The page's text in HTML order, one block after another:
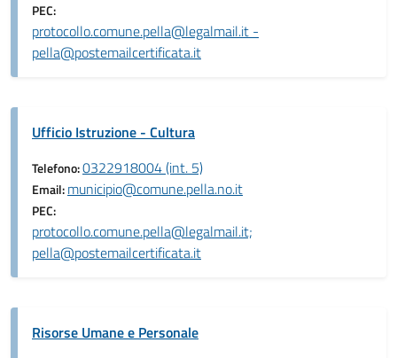
PEC:
protocollo.comune.pella@legalmail.it -
pella@postemailcertificata.it
Ufficio Istruzione - Cultura
Telefono:0322918004 (int. 5)
Email:municipio@comune.pella.no.it
PEC:
protocollo.comune.pella@legalmail.it;
pella@postemailcertificata.it
Risorse Umane e Personale